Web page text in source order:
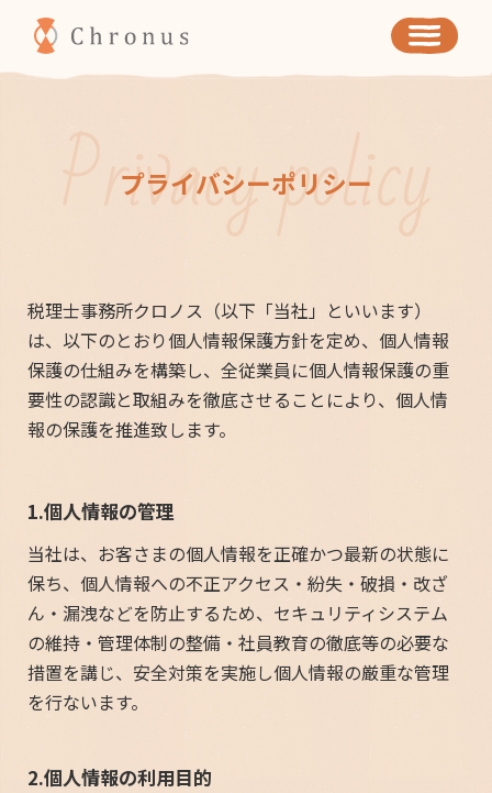
税理士法人クロノス
プライバシーポリシー
税理士事務所クロノス（以下「当社」といいます）
は、以下のとおり個人情報保護方針を定め、個人情報
保護の仕組みを構築し、全従業員に個人情報保護の重
要性の認識と取組みを徹底させることにより、個人情
報の保護を推進致します。
1.個人情報の管理
当社は、お客さまの個人情報を正確かつ最新の状態に
保ち、個人情報への不正アクセス・紛失・破損・改ざ
ん・漏洩などを防止するため、セキュリティシステム
の維持・管理体制の整備・社員教育の徹底等の必要な
措置を講じ、安全対策を実施し個人情報の厳重な管理
を行ないます。
2.個人情報の利用目的